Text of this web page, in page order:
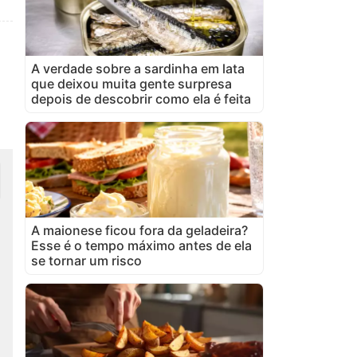
A verdade sobre a sardinha em lata
que deixou muita gente surpresa
depois de descobrir como ela é feita
A maionese ficou fora da geladeira?
Esse é o tempo máximo antes de ela
se tornar um risco